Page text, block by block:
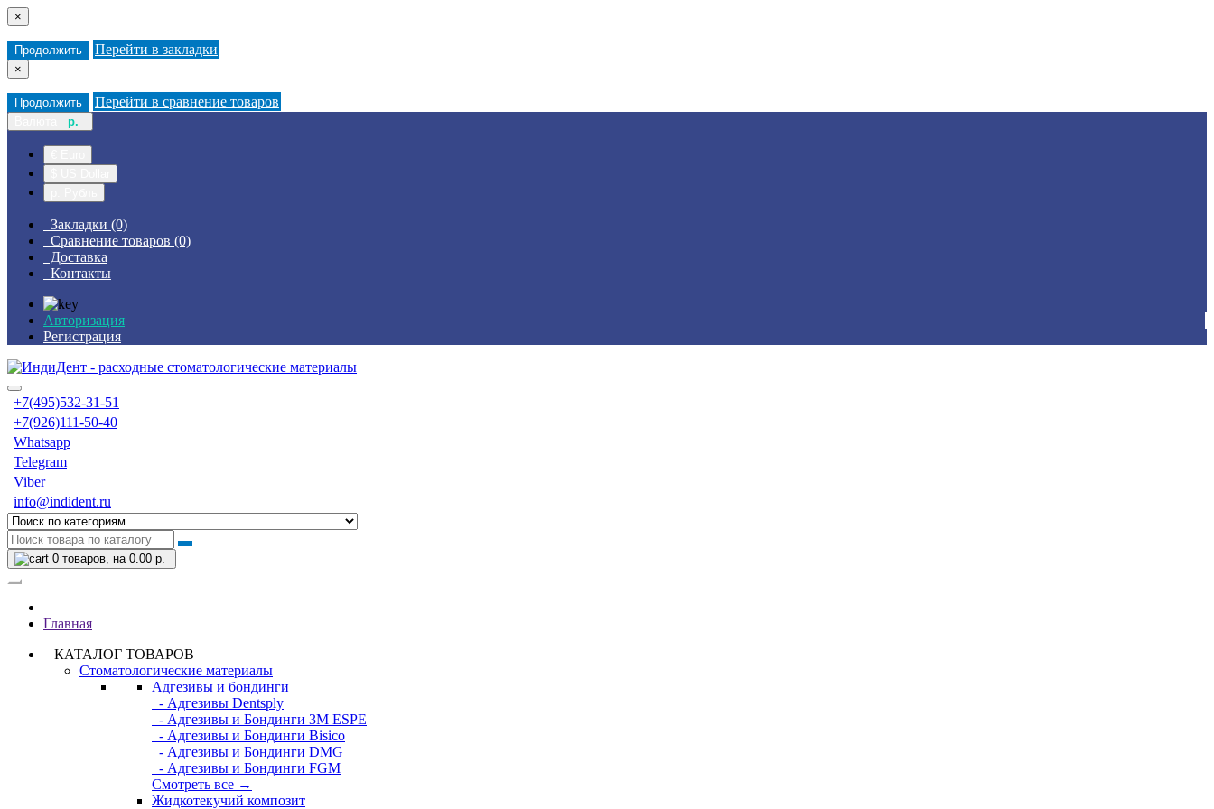
×
Продолжить Перейти в закладки
×
Продолжить Перейти в сравнение товаров
р.
Закладки (0)
Сравнение товаров (0)
Доставка
Контакты
Авторизация
Регистрация
+7(495)532-31-51
+7(926)111-50-40
Whatsapp
Telegram
Viber
info@indident.ru
0 товаров, на 0.00 р.
Главная
КАТАЛОГ ТОВАРОВ
Стоматологические материалы
Адгезивы и бондинги
- Адгезивы Dentsply
- Адгезивы и Бондинги 3M ESPE
- Адгезивы и Бондинги Bisico
- Адгезивы и Бондинги DMG
- Адгезивы и Бондинги FGM
Смотреть все →
Жидкотекучий композит